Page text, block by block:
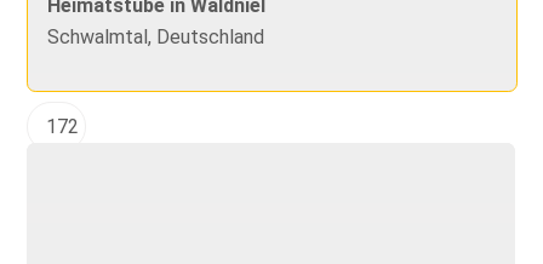
Heimatstube in Waldniel
Schwalmtal, Deutschland
172